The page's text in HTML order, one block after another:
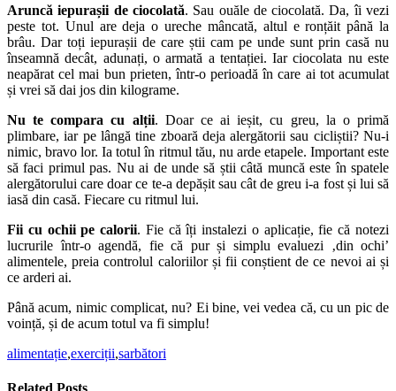
Aruncă iepurașii de ciocolată. Sau ouăle de ciocolată. Da, îi vezi
peste tot. Unul are deja o ureche mâncată, altul e ronțăit până la
brâu. Dar toți iepurașii de care știi cam pe unde sunt prin casă nu
înseamnă decât, adunați, o armată a tentației. Iar ciocolata nu este
neapărat cel mai bun prieten, într-o perioadă în care ai tot acumulat
și vrei să dai jos din kilograme.
Nu te compara cu alții. Doar ce ai ieșit, cu greu, la o primă
plimbare, iar pe lângă tine zboară deja alergătorii sau cicliștii? Nu-i
nimic, bravo lor. Ia totul în ritmul tău, nu arde etapele. Important este
să faci primul pas. Nu ai de unde să știi câtă muncă este în spatele
alergătorului care doar ce te-a depășit sau cât de greu i-a fost și lui să
iasă din casă. Fiecare cu ritmul lui.
Fii cu ochii pe calorii. Fie că îți instalezi o aplicație, fie că notezi
lucrurile într-o agendă, fie că pur și simplu evaluezi ‚din ochi’
alimentele, preia controlul caloriilor și fii conștient de ce nevoi ai și
ce arderi ai.
Până acum, nimic complicat, nu? Ei bine, vei vedea că, cu un pic de
voință, și de acum totul va fi simplu!
alimentație,exerciții,sarbători